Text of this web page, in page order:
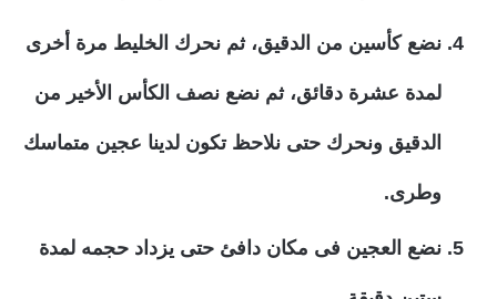
نضع كأسين من الدقيق، ثم نحرك الخليط مرة أخرى
لمدة عشرة دقائق، ثم نضع نصف الكأس الأخير من
الدقيق ونحرك حتى نلاحظ تكون لدينا عجين متماسك
وطرى.
نضع العجين فى مكان دافئ حتى يزداد حجمه لمدة